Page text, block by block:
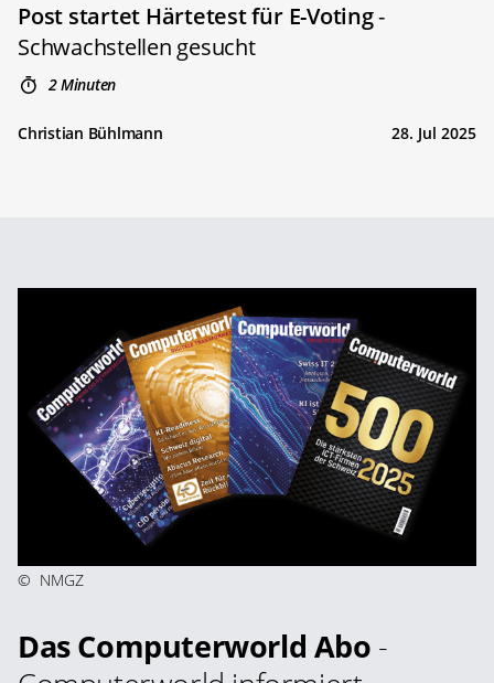
Post startet Härtetest für E-Voting-
Schwachstellen gesucht
2 Minuten
Christian Bühlmann 28. Jul 2025
© NMGZ
Das Computerworld Abo -